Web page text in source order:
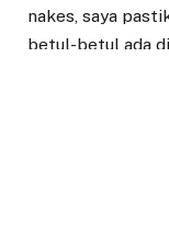
nakes, saya
betul-betul ada